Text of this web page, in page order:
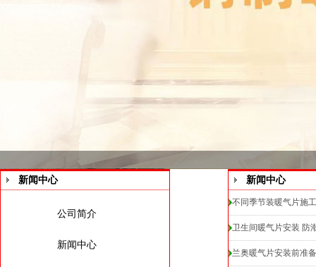
新闻中心
公司简介
新闻中心
新闻中心
不同季节装暖气片施
卫生间暖气片安装 防
兰奥暖气片安装前准